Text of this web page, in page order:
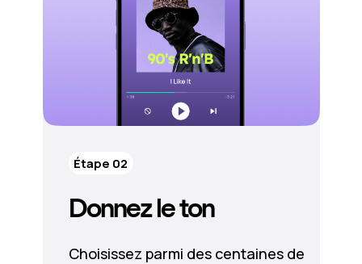
Donnez le ton
Choisissez parmi des centaines de
Étape 02